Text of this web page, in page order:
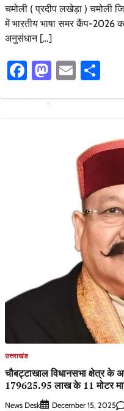
चमोली ( प्रदीप लखेड़ा ) चमोली
में भारतीय भाषा समर कैंप-2026
अनुसंधान […]
Facebook
Mastodon
Email
उत्तराखंड
चौबट्टाखाल विधानसभा क्षेत्र के
179625.95 लाख के 11 मोटर
News Desk December 15, 2025